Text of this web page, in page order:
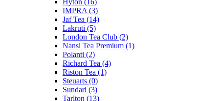
IMPRA (3)
Jaf Tea (14)
Lakruti (5)
London Tea Club (2)
Nansi Tea Premium (1)
Polanti (2)
Richard Tea (4)
Riston Tea (1)
Steuarts (0)
Sundari (3)
Tarlton (13)